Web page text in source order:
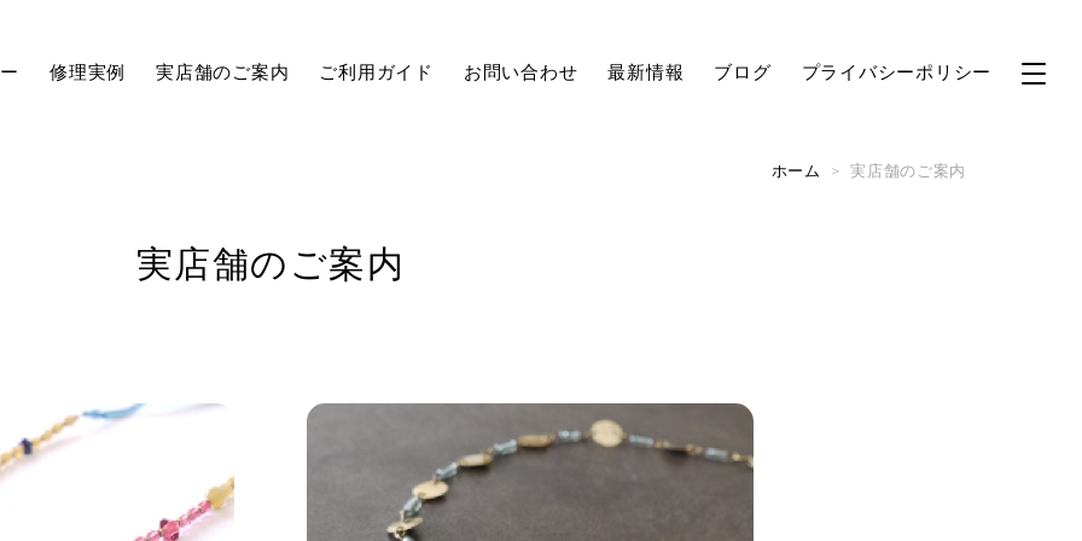
修理実例 実店舗のご案内 ご利用ガイド お問い合わせ 最新情報 ブログ プライバシーポリシー
ホーム > 実店舗のご案内
実店舗のご案内